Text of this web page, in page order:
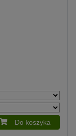
Do koszyka